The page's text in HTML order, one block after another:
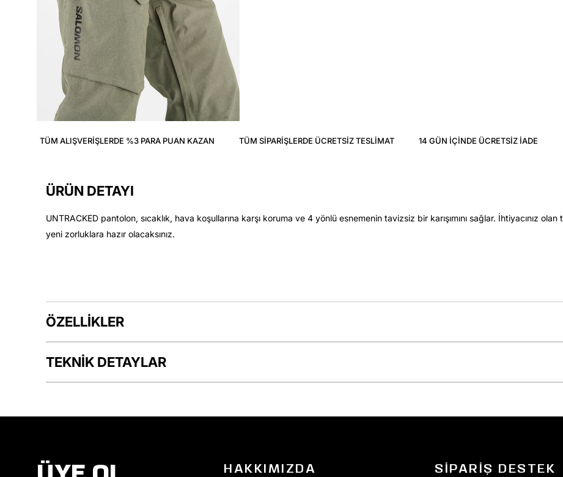
TÜM ALIŞVERIŞLERDE %3 PARA PUAN KAZAN TÜM SIPARIŞLERDE ÜCRETSIZ TESLIMAT 14 GÜN IÇINDE ÜCRETSIZ IADE
ÜRÜN DETAYI
UNTRACKED pantolon, sıcaklık, hava koşullarına karşı koruma ve 4 yönlü esnemenin tavizsiz bir karışımını sağlar. İhtiyacınız
yeni zorluklara hazır olacaksınız.
ÖZELLİKLER
TEKNİK DETAYLAR
HAKKIMIZDA SIPARIŞ DESTEK